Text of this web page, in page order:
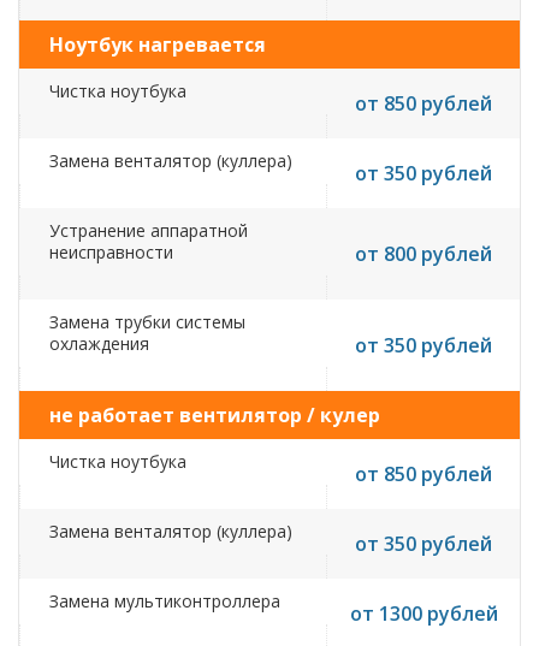
Ноутбук нагревается
Чистка ноутбука от 850 рублей
Замена венталятор (куллера) от 350 рублей
Устранение аппаратной
неисправности
от 800 рублей
Замена трубки системы
охлаждения
от 350 рублей
не работает вентилятор / кулер
Чистка ноутбука от 850 рублей
Замена венталятор (куллера) от 350 рублей
Замена мультиконтроллера от 1300 рублей